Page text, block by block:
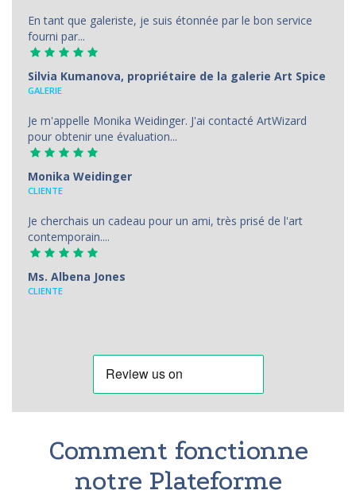
En tant que galeriste, je suis étonnée par le bon service
fourni par...
Silvia Kumanova, propriétaire de la galerie Art Spice
GALERIE
Je m'appelle Monika Weidinger. J'ai contacté ArtWizard
pour obtenir une évaluation...
Monika Weidinger
CLIENTE
Je cherchais un cadeau pour un ami, très prisé de l'art
contemporain....
Ms. Albena Jones
CLIENTE
Comment fonctionne
notre Plateforme